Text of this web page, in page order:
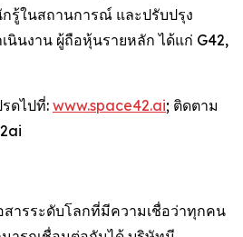
รู้ในสถานการณ์ และปรับปรุง
นินงาน ผู้ถือหุ้นรายหลัก ได้แก่ G42,
ดไปที่: www.space42.ai; ติดตาม
ารระดับโลกที่มีความเชื่อว่าทุกคน